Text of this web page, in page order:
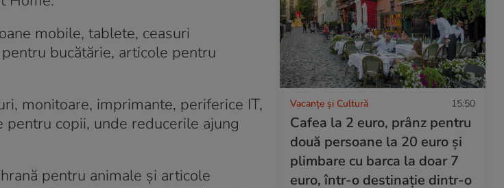
mobile, tablete, ceasuri
bucătărie, articole pentru
monitoare, imprimante, periferice IT,
copii, unde reducerile ajung
pentru animale și articole
Vacanțe și Cultură 15:50
Cafea la 2 euro, prânz pentru
două persoane la 20 euro și
plimbare cu barca la doar 7
euro, într-o destinație dintr-o